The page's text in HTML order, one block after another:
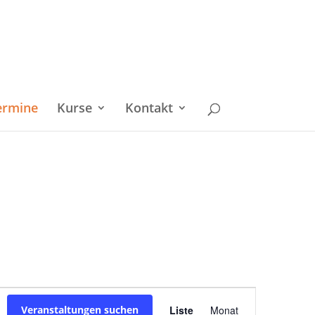
Kurse Kontakt
Veranstaltungen suchen Liste Monat